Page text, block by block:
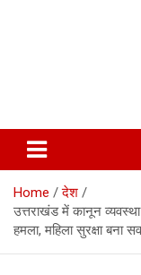
Home
देश
उत्तराखंड में कानून
हमला, महिला सुरक्षा बना